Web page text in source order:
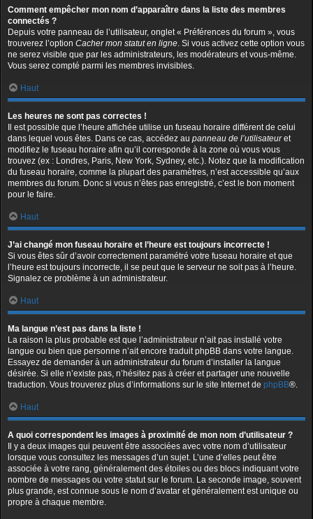
Comment empêcher mon nom d’apparaître dans la liste des membres
connectés ?
Depuis votre panneau de l’utilisateur, onglet « Préférences du forum », vous
trouverez l’option Cacher mon statut en ligne. Si vous activez cette option vous
ne serez visible que par les administrateurs, les modérateurs et vous-même.
Vous serez compté parmi les membres invisibles.
Haut
Les heures ne sont pas correctes !
Il est possible que l’heure affichée utilise un fuseau horaire différent de celui
dans lequel vous êtes. Dans ce cas, accédez au panneau de l’utilisateuret
modifiez le fuseau horaire afin qu’il corresponde à la zone où vous vous
trouvez (ex : Londres, Paris, New York, Sydney, etc.). Notez que la modification
du fuseau horaire, comme la plupart des paramètres, n’est accessible qu’aux
membres du forum. Donc si vous n’êtes pas enregistré, c’est le bon moment
pour le faire.
Haut
J’ai changé mon fuseau horaire et l’heure est toujours incorrecte !
Si vous êtes sûr d’avoir correctement paramétré votre fuseau horaire et que
l’heure est toujours incorrecte, il se peut que le serveur ne soit pas à l’heure.
Signalez ce problème à un administrateur.
Haut
Ma langue n’est pas dans la liste !
La raison la plus probable est que l’administrateur n’ait pas installé votre
langue ou bien que personne n’ait encore traduit phpBB dans votre langue.
Essayez de demander à un administrateur du forum d’installer la langue
désirée. Si elle n’existe pas, n’hésitez pas à créer et partager une nouvelle
traduction. Vous trouverez plus d’informations sur le site Internet de phpBB®.
Haut
A quoi correspondent les images à proximité de mon nom d’utilisateur ?
Il y a deux images qui peuvent être associées avec votre nom d’utilisateur
lorsque vous consultez les messages d’un sujet. L’une d’elles peut être
associée à votre rang, généralement des étoiles ou des blocs indiquant votre
nombre de messages ou votre statut sur le forum. La seconde image, souvent
plus grande, est connue sous le nom d’avatar et généralement est unique ou
propre à chaque membre.